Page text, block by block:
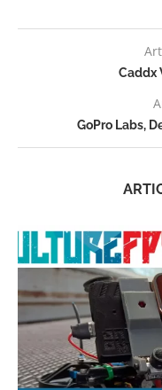
Caddx
GoPro Labs,